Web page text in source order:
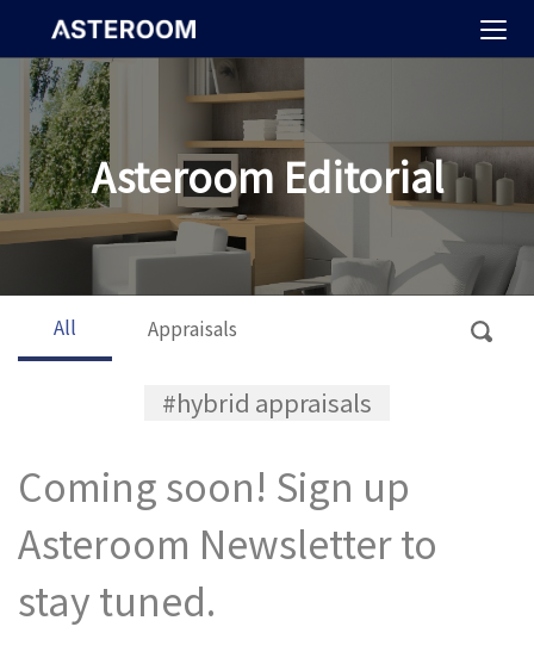
Asteroom Editorial
All Appraisals
#hybrid appraisals
Coming soon! Sign up
Asteroom Newsletter to
stay tuned.